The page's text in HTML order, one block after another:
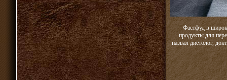
Фастфуд в
продукты для
назвал диетолог,